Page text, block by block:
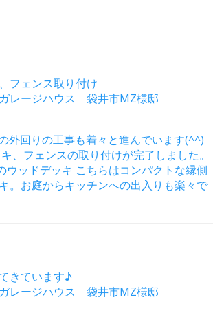
フェンス取り付け
レージハウス 袋井市MZ様邸
外回りの工事も着々と進んでいます(^^)
、フェンスの取り付けが完了しました。
ウッドデッキ こちらはコンパクトな縁側
。お庭からキッチンへの出入りも楽々で
きています♪
レージハウス 袋井市MZ様邸